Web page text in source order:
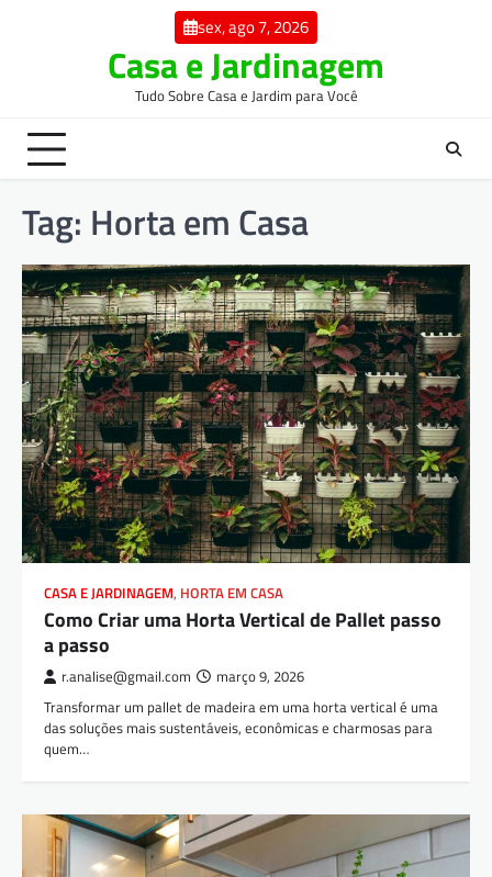
sex, ago 7, 2026
Casa e Jardinagem
Tudo Sobre Casa e Jardim para Você
Tag: Horta em Casa
CASA E JARDINAGEM, HORTA EM CASA
Como Criar uma Horta Vertical de Pallet passo
a passo
r.analise@gmail.com março 9, 2026
Transformar um pallet de madeira em uma horta vertical é uma
das soluções mais sustentáveis, econômicas e charmosas para
quem…